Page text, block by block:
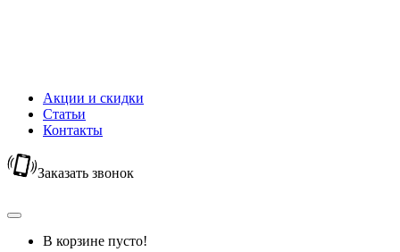
Акции и скидки
Статьи
Контакты
Заказать звонок
В корзине пусто!